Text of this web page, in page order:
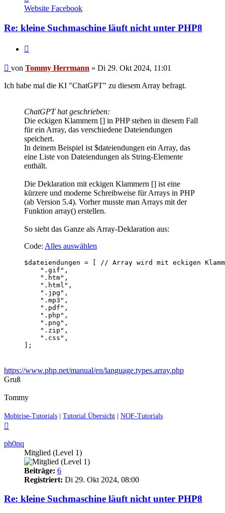
von
Tommy
Herrmann
Website Facebook
Re: kleine Suchmaschine läuft nicht unter PHP8
Ungelesener
von Tommy Herrmann » Di 29. Okt 2024, 11:01
Ich habe mal die KI "ChatGPT" zu diesem Array befragt.
ChatGPT hat geschrieben:
Die eckigen Klammern [] in PHP stehen in diesem Fall
für ein Array, das verschiedene Dateiendungen
speichert.
In deinem Beispiel ist $dateiendungen ein Array, das
eine Liste von Dateiendungen als String-Elemente
enthält.
Die Deklaration mit eckigen Klammern [] ist eine
kürzere und moderne Schreibweise für Arrays in PHP
(ab Version 5.4). Vorher musste man Arrays mit der
Funktion array() erstellen.
So sieht das Ganze als Array-Deklaration aus:
Code: Alles auswählen
$dateiendungen = [ // Array wird mit eckigen
    ".gif",
    ".htm",
    ".html",
    ".jpg",
    ".mp3",
    ".pdf",
    ".php",
    ".png",
    ".zip",
    ".css",
];
https://www.php.net/manual/en/language.types.array.php
Gruß
Tommy
Mobirise-Tutorials | Tutorial Übersicht | NOF-Tutorials
ph0nq
Mitglied (Level 1)
Beiträge: 6
Registriert: Di 29. Okt 2024, 08:00
Re: kleine Suchmaschine läuft nicht unter PHP8